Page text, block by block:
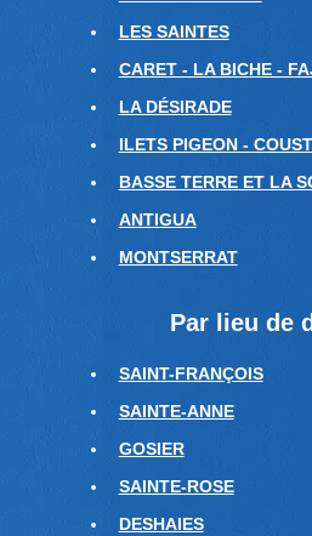
LES SAINTES
CARET - LA BICHE -
LA DÉSIRADE
ILETS PIGEON -
BASSE TERRE ET LA
ANTIGUA
MONTSERRAT
Par lieu de
SAINT-FRANÇOIS
SAINTE-ANNE
GOSIER
SAINTE-ROSE
DESHAIES